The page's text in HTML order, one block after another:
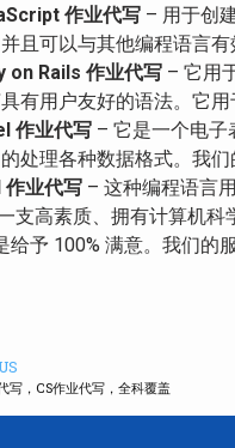
作业代写 – 用于创
且可以与其他编程语言
on Rails 作业代写 – 它用
有用户友好的语法。它用
作业代写 – 它是一个电子
处理各种数据格式。我
作业代写 – 这种编程语言
支高素质、拥有计算机
给予 100% 满意。我们的
写，CS作业代写，全科覆盖